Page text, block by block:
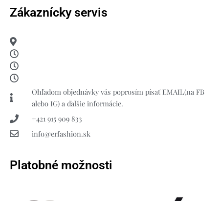
Zákaznícky servis
Ohľadom objednávky vás poprosím písať EMAIL(na FB
alebo IG) a ďalšie informácie.
+421 915 909 833
info@erfashion.sk
Platobné možnosti